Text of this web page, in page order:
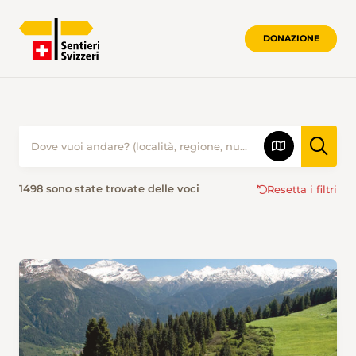
DONAZIONE
1498 sono state trovate delle voci Resetta i filtri